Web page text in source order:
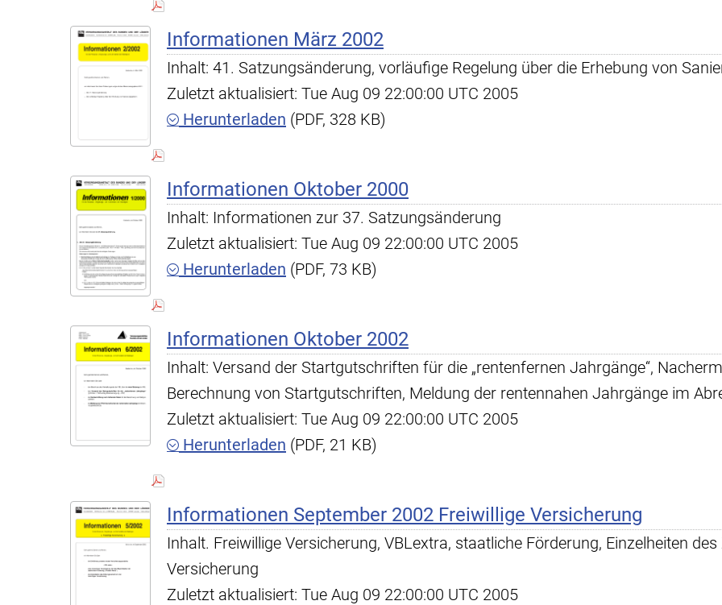
Informationen März 2002
Inhalt: 41. Satzungsänderung, vorläufige Regelung über die Erhebung von
Zuletzt aktualisiert: Tue Aug 09 22:00:00 UTC 2005
Herunterladen (PDF, 328 KB)
Informationen Oktober 2000
Inhalt: Informationen zur 37. Satzungsänderung
Zuletzt aktualisiert: Tue Aug 09 22:00:00 UTC 2005
Herunterladen (PDF, 73 KB)
Informationen Oktober 2002
Inhalt: Versand der Startgutschriften für die „rentenfernen Jahrgänge“,
Berechnung von Startgutschriften, Meldung der rentennahen Jahrgänge im
Zuletzt aktualisiert: Tue Aug 09 22:00:00 UTC 2005
Herunterladen (PDF, 21 KB)
Informationen September 2002 Freiwillige Versicherung
Inhalt. Freiwillige Versicherung, VBLextra, staatliche Förderung, Einzelheiten
Versicherung
Zuletzt aktualisiert: Tue Aug 09 22:00:00 UTC 2005